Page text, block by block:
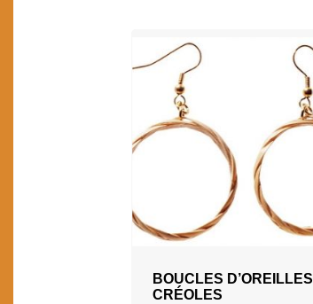
BOUCLES D’OREILLES
CRÉOLES
AJOUTER AU DEVIS